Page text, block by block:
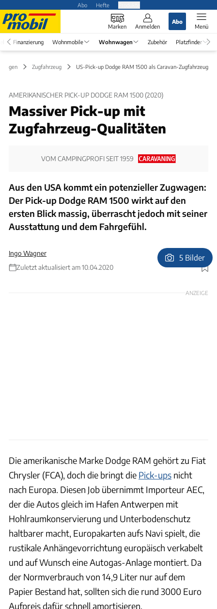
Abo Hefte
Marken Anmelden
Abo
Menü
Finanzierung Wohnmobile Wohnwagen Zubehör Platzfinder
Zugfahrzeug US-Pick-up Dodge RAM 1500 als Caravan-Zugfahrzeug
AMERIKANISCHER PICK-UP DODGE RAM 1500 (2020)
Massiver Pick-up mit
Zugfahrzeug-Qualitäten
VOM CAMPINGPROFI SEIT 1959
Aus den USA kommt ein potenzieller Zugwagen:
Der Pick-up Dodge RAM 1500 wirkt auf den
ersten Blick massig, überrascht jedoch mit seiner
Ausstattung und dem Fahrgefühl.
Ingo Wagner
Zuletzt aktualisiert am 10.04.2020
Foto: Hersteller
5 Bilder
ANZEIGE
Die amerikanische Marke Dodge RAM gehört zu Fiat
Chrysler (FCA), doch die bringt die Pick-ups nicht
nach Europa. Diesen Job übernimmt Importeur AEC,
der die Autos gleich im Hafen Antwerpen mit
Hohlraumkonservierung und Unterbodenschutz
haltbarer macht, Europakarten aufs Navi spielt, die
rustikale Anhängevorrichtung europäisch verkabelt
und auf Wunsch eine Autogas-Anlage montiert. Da
der Normverbrauch von 14,9 Liter nur auf dem
Papier Bestand hat, sollten sich die rund 3000 Euro
Aufpreis dafür schnell amortisieren.